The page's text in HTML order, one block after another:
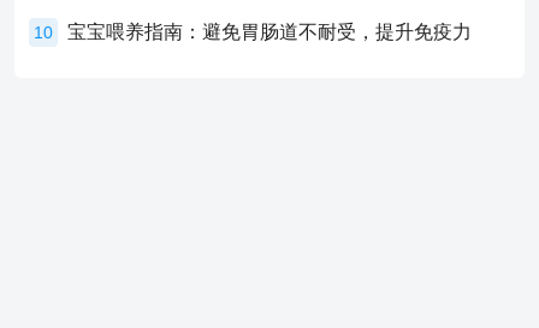
10 宝宝喂养指南：避免胃肠道不耐受，提升免疫力